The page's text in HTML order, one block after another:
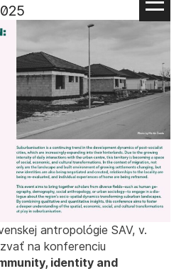
antropológie SAV, v.
na konferenciu
identity and